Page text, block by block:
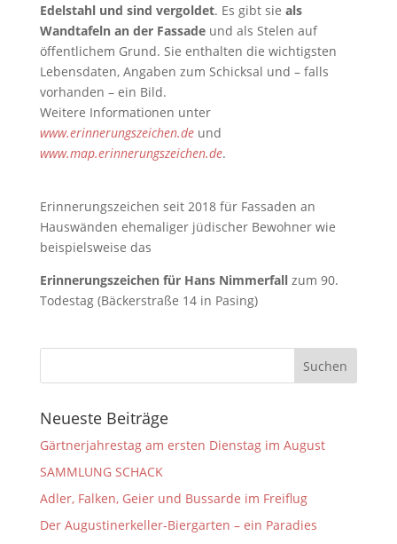
Edelstahl und sind vergoldet. Es gibt sie als
Wandtafeln an der Fassadeund als Stelen auf
öffentlichem Grund. Sie enthalten die wichtigsten
Lebensdaten, Angaben zum Schicksal und – falls
vorhanden – ein Bild.
Weitere Informationen unter
www.erinnerungszeichen.deund
www.map.erinnerungszeichen.de.
Erinnerungszeichen seit 2018 für Fassaden an
Hauswänden ehemaliger jüdischer Bewohner wie
beispielsweise das
Erinnerungszeichen für Hans Nimmerfallzum 90.
Todestag (Bäckerstraße 14 in Pasing)
Neueste Beiträge
Gärtnerjahrestag am ersten Dienstag im August
SAMMLUNG SCHACK
Adler, Falken, Geier und Bussarde im Freiflug
Der Augustinerkeller-Biergarten – ein Paradies